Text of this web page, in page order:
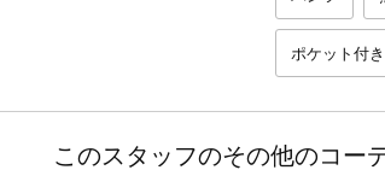
ポケット付き
このスタッフのその他のコー